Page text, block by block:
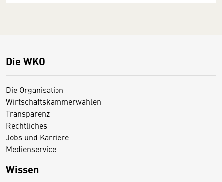
Die WKO
Die Organisation
Wirtschaftskammerwahlen
Transparenz
Rechtliches
Jobs und Karriere
Medienservice
Wissen